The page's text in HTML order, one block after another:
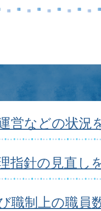
営などの状況
指針の見直し
職制上の職員